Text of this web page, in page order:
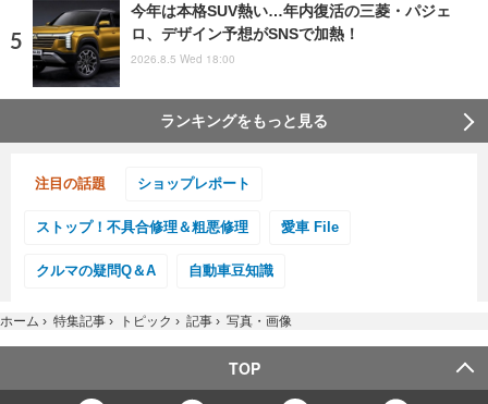
今年は本格SUV熱い…年内復活の三菱・パジェ
ロ、デザイン予想がSNSで加熱！
2026.8.5 Wed 18:00
ランキングをもっと見る
注目の話題 ショップレポート
ストップ！不具合修理＆粗悪修理 愛車 File
クルマの疑問Q＆A 自動車豆知識
ホーム › 特集記事 › トピック › 記事 › 写真・画像
TOP